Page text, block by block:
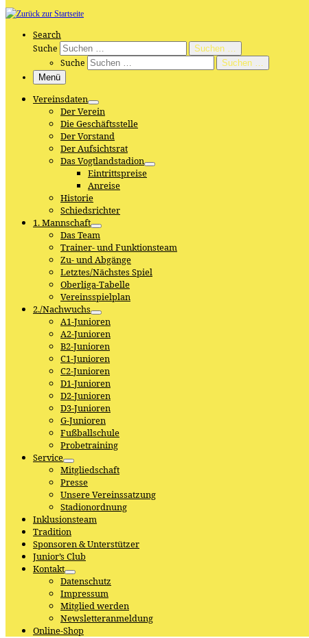
Search
Suche
Suchen …
Suche
Suchen …
Menü
Vereinsdaten
Der Verein
Die Geschäftsstelle
Der Vorstand
Der Aufsichtsrat
Das Vogtlandstadion
Eintrittspreise
Anreise
Historie
Schiedsrichter
1. Mannschaft
Das Team
Trainer- und Funktionsteam
Zu- und Abgänge
Letztes/Nächstes Spiel
Oberliga-Tabelle
Vereinsspielplan
2./Nachwuchs
A1-Junioren
A2-Junioren
B2-Junioren
C1-Junioren
C2-Junioren
D1-Junioren
D2-Junioren
D3-Junioren
G-Junioren
Fußballschule
Probetraining
Service
Mitgliedschaft
Presse
Unsere Vereinssatzung
Stadionordnung
Inklusionsteam
Tradition
Sponsoren & Unterstützer
Junior’s Club
Kontakt
Datenschutz
Impressum
Mitglied werden
Newsletteranmeldung
Online-Shop